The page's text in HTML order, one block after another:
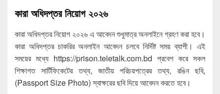
কারা অধিদপ্তর নিয়োগ ২০২৬
কারা অধিদপ্তর নিয়োগ ২০২৬ এ আবেদন শুধুমাত্র অনলাইনে গ্রহণ করা হবে।
কারা অধিদপ্তর চাকরির অনলাইন আবেদন চলবে নির্দিষ্ট সময় ব্যাপী। এই
সময়ের মধ্যে https://prison.teletalk.com.bd প্রবেশ করে সকল
শিক্ষাগত সার্টিফিকেটের তথ্য, জাতীয় পরিচয়পত্রের তথ্য, রঙিন ছবি,
(Passport Size Photo) স্বাক্ষরের ছবি দিয়ে আবেদন করতে হবে।